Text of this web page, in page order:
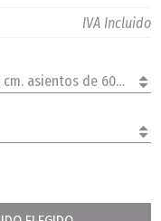
IVA Incluido
Sofá 2 plazas y chaise longue de 220 cm. asientos de 60 cm. brazos reducidos derecha